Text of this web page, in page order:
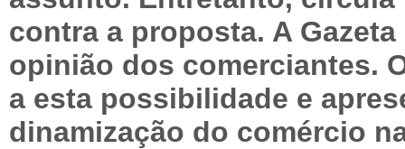
contra a proposta. A
opinião dos comerciantes.
a esta possibilidade e
dinamização do comércio